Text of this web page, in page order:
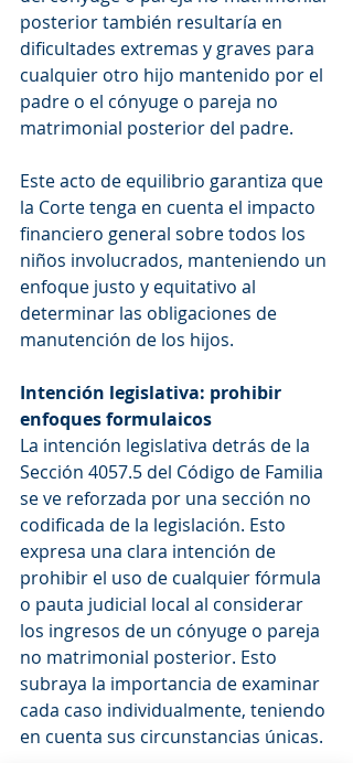
posterior también resultaría en
dificultades extremas y graves para
cualquier otro hijo mantenido por el
padre o el cónyuge o pareja no
matrimonial posterior del padre.
Este acto de equilibrio garantiza que
la Corte tenga en cuenta el impacto
financiero general sobre todos los
niños involucrados, manteniendo un
enfoque justo y equitativo al
determinar las obligaciones de
manutención de los hijos.
Intención legislativa: prohibir
enfoques formulaicos
La intención legislativa detrás de la
Sección 4057.5 del Código de Familia
se ve reforzada por una sección no
codificada de la legislación. Esto
expresa una clara intención de
prohibir el uso de cualquier fórmula
o pauta judicial local al considerar
los ingresos de un cónyuge o pareja
no matrimonial posterior. Esto
subraya la importancia de examinar
cada caso individualmente, teniendo
en cuenta sus circunstancias únicas.